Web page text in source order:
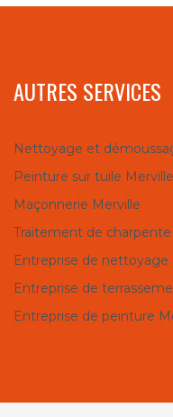
AUTRES SERVICES
Nettoyage et
Peinture sur tuile Merville
Maçonnerie Merville
Traitement de charpente
Entreprise de nettoyage
Entreprise de
Entreprise de peinture